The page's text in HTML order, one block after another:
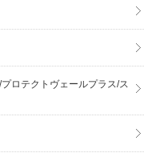
ロテクトヴェールプラス/ス